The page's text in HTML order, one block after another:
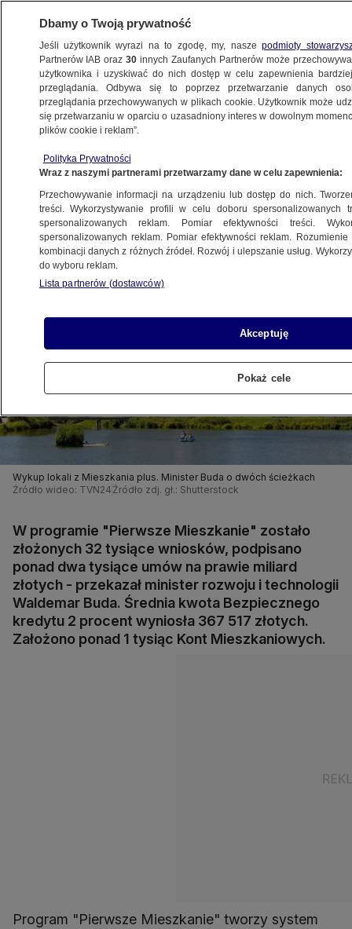
BIZNES
NIERUCHOMOŚCI
najnowsze dane
21.08.2023, 20:07
Udostępnij
Wykup lokali z Mieszkania plus. Minister Buda o dwóch ścieżkach
Źródło wideo: TVN24 Źródło zdj. gł.: Shutterstock
W programie "Pierwsze Mieszkanie" zostało
złożonych 32 tysiące wniosków, podpisano
ponad dwa tysiące umów na prawie miliard
złotych - przekazał minister rozwoju i technologii
Waldemar Buda. Średnia kwota Bezpiecznego
kredytu 2 procent wyniosła 367 517 złotych.
Założono ponad 1 tysiąc Kont Mieszkaniowych.
Program "Pierwsze Mieszkanie" tworzy system
Dbamy o Twoją prywatność
Jeśli użytkownik wyrazi na to zgodę, my, naszepodmioty
Partnerów IAB oraz30 innych Zaufanych Partnerów może
użytkownika i uzyskiwać do nich dostęp w celu zapewnienia
przeglądania. Odbywa się to poprzez przetwarzanie danych
przeglądania przechowywanych w plikach cookie. Użytkownik może
się przetwarzaniu w oparciu o uzasadniony interes w dowolnym
plików cookie i reklam”.
Polityka Prywatności
Wraz z naszymi partnerami przetwarzamy dane w celu zapewnienia:
Przechowywanie informacji na urządzeniu lub dostęp do nich.
treści. Wykorzystywanie profili w celu doboru spersonalizowanych
spersonalizowanych reklam. Pomiar efektywności treści.
spersonalizowanych reklam. Pomiar efektywności reklam.
kombinacji danych z różnych źródeł. Rozwój i ulepszanie usług.
do wyboru reklam.
Lista partnerów (dostawców)
Akceptuję
Pokaż cele